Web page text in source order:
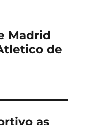
Madrid
de
as